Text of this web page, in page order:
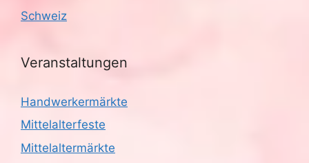
Schweiz
Veranstaltungen
Handwerkermärkte
Mittelalterfeste
Mittelaltermärkte